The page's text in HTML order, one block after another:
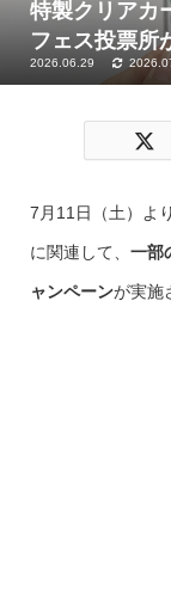
特製クリアカ
フェス投票所
2026.06.29
7月11日（土）よ
に関連して、 一部
ャンペーンが実施